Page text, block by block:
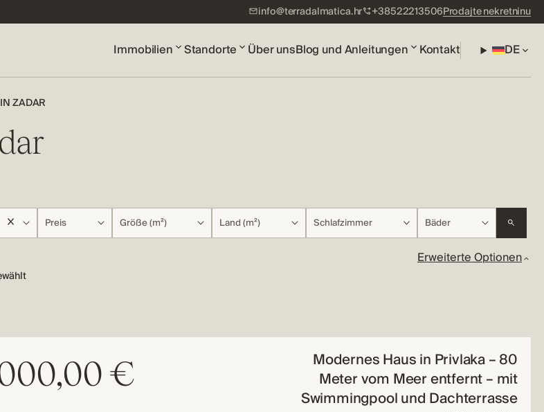
info@terradalmatica.hr +38522213506Prodajte nekretninu
Immobilien Standorte Über unsBlog und Anleitungen Kontakt DE
ZADAR
Preis Größe (m²) Land (m²) Schlafzimmer Bäder
Erweiterte Optionen
€
Modernes Haus in Privlaka – 80
Meter vom Meer entfernt – mit
Swimmingpool und Dachterrasse